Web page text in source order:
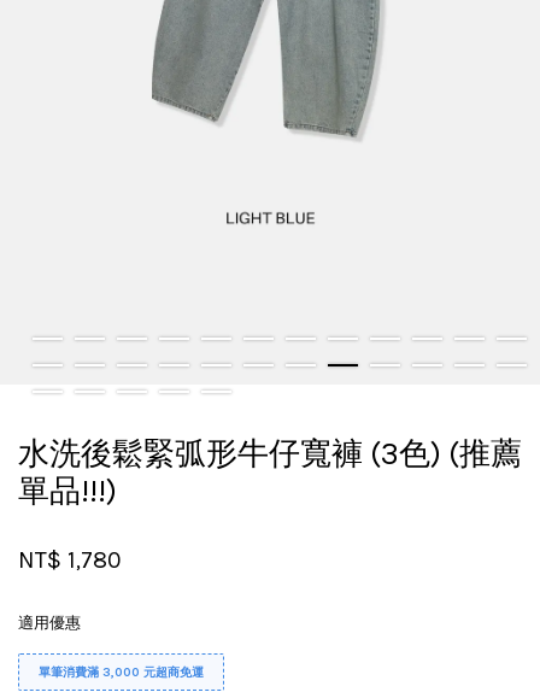
水洗後鬆緊弧形牛仔寬褲 (3色) (推薦
單品!!!)
NT$ 1,780
適用優惠
單筆消費滿 3,000 元超商免運